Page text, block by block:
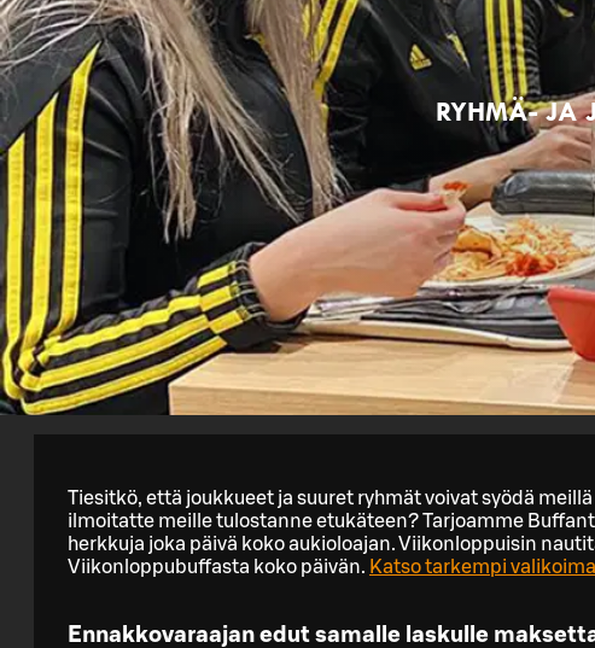
RYHMÄ- JA
Tiesitkö, että joukkueet ja suuret ryhmät voivat syödä
ilmoitatte meille tulostanne etukäteen? Tarjoamme
herkkuja joka päivä koko aukioloajan. Viikonloppuisin
Viikonloppubuffasta koko päivän. Katso tarkempi
Ennakkovaraajan edut samalle laskulle